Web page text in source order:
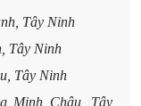
Tây Ninh
Tây Ninh
Tây Ninh
Minh Châu, Tây